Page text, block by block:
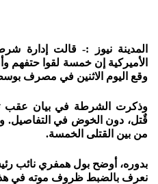
المدينة نيوز :- قالت إدارة
الأميركية إن خمسة لقوا
وقع اليوم الاثنين في مصرف
وذكرت الشرطة في بيان عقب
قٌتل، دون الخوض في التفاصيل.
من بين القتلى الخمسة.
بدوره، أوضح بول همفري نائب
نعرف بالضبط ظروف موته في